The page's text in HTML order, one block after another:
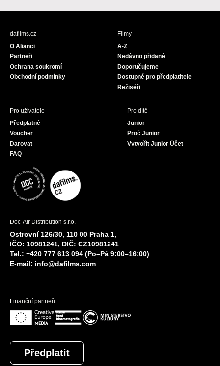
c
s
u
dafilms.cz
O Alianci
Partneři
Ochrana soukromí
Obchodní podmínky
Filmy
A-Z
Nedávno přidané
Doporučujeme
Dostupné pro předplatitele
Režiséři
Pro uživatele
Předplatné
Voucher
Darovat
FAQ
Pro dítě
Junior
Proč Junior
Vytvořit Junior Účet
Doc-Air Distribution s.r.o.
Ostrovní 126/30, 110 00 Praha 1,
IČO: 10981241, DIČ: CZ10981241
Tel.: +420 777 613 094 (Po–Pá 9:00–16:00)
E-mail: info@dafilms.com
Finanční partneři
Předplatit